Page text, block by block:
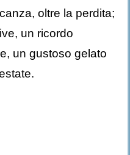
oltre la perdita;
un ricordo
un gustoso gelato